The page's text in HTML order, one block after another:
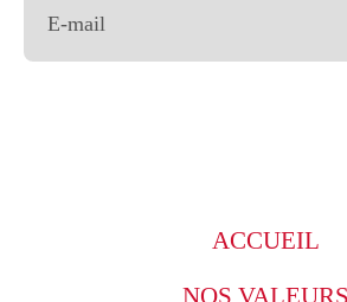
ACCUEIL
NOS VALEURS